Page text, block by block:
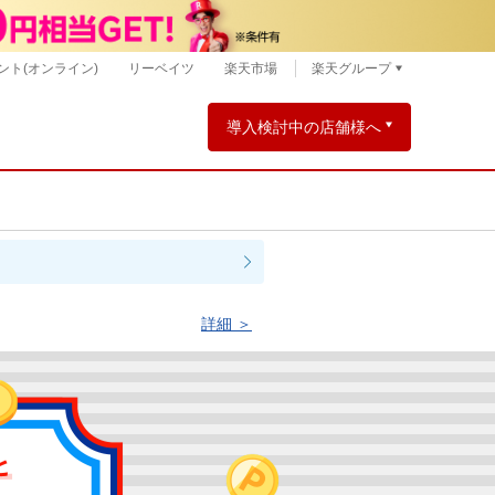
導入検討中の店舗様へ
ト(オンライン) リーベイツ 楽天市場 楽天グループ
詳細 ＞